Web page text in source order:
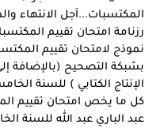
المكتسبات...آجل الانتهاء
رزنامة امتحان تقييم
نموذج لامتحان تقييم
بشبكة التصحيح (بالإضافة
الإنتاج الكتابي ) للسنة
كل ما يخص امتحان تقييم
عبد الباري عبد الله للسنة